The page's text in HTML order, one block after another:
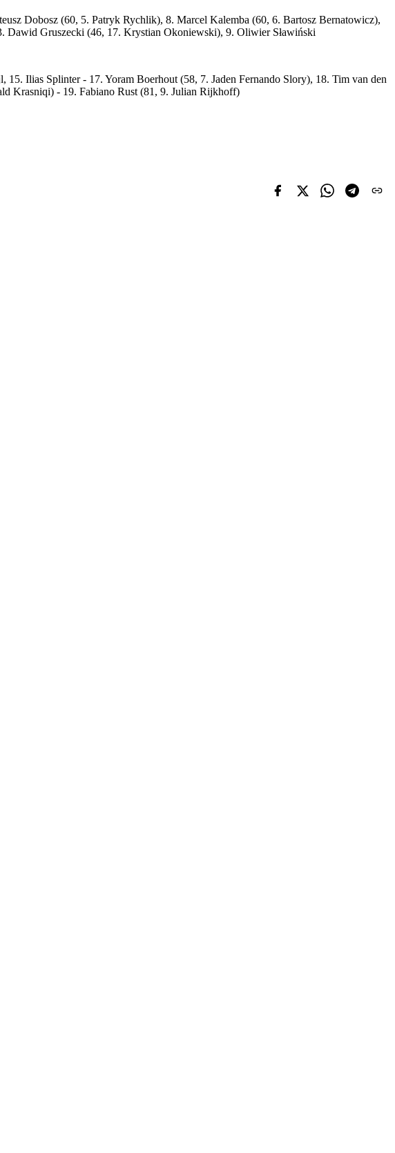
Dobosz (60, 5. Patryk Rychlik), 8. Marcel Kalemba (60, 6. Bartosz Bernatowicz),
Dawid Gruszecki (46, 17. Krystian Okoniewski), 9. Oliwier Sławiński
Ilias Splinter - 17. Yoram Boerhout (58, 7. Jaden Fernando Slory), 18. Tim van den
Krasniqi) - 19. Fabiano Rust (81, 9. Julian Rijkhoff)